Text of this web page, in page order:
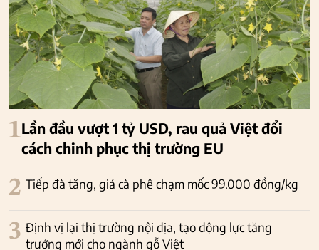
1Lần đầu vượt 1 tỷ USD, rau quả Việt đổi
cách chinh phục thị trường EU
2 Tiếp đà tăng, giá cà phê chạm mốc 99.000 đồng/kg
3 Định vị lại thị trường nội địa, tạo động lực tăng
trưởng mới cho ngành gỗ Việt